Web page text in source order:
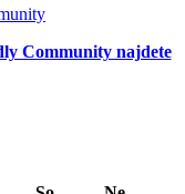
Community najdete